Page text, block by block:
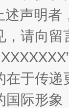
述声明
，请向
在于传
国际形